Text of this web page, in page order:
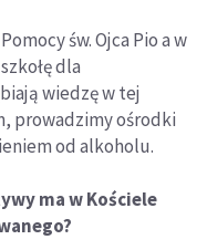
św. Ojca Pio a w
dla
wiedzę w tej
prowadzimy ośrodki
od alkoholu.
ma w Kościele